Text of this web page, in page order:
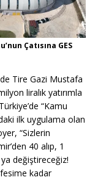
Çatısına GES
Tire Gazi Mustafa
liralık yatırımla
“Kamu
ilk uygulama olan
“Sizlerin
40 alıp, 1
değiştireceğiz!
kadar